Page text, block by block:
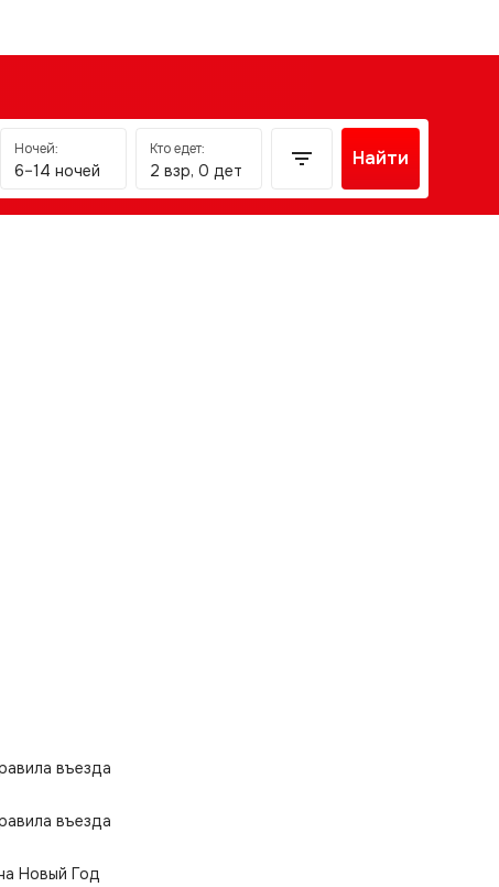
Ночей:
6–14 ночей
Кто едет:
2 взр, 0 дет
Найти
въезда
въезда
Новый Год